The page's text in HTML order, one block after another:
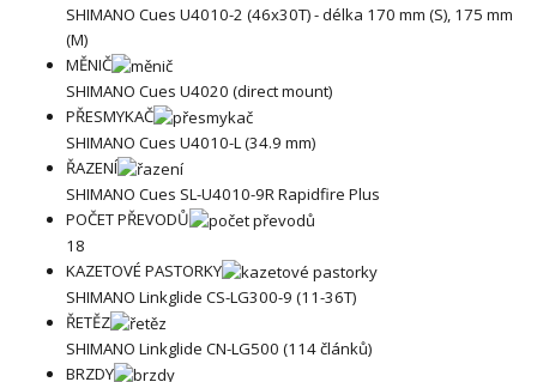
SHIMANO Cues U4010-2 (46x30T) - délka 170 mm (S), 175 mm
(M)
MĚNIČ
SHIMANO Cues U4020 (direct mount)
PŘESMYKAČ
SHIMANO Cues U4010-L (34.9 mm)
ŘAZENÍ
SHIMANO Cues SL-U4010-9R Rapidfire Plus
POČET PŘEVODŮ
18
KAZETOVÉ PASTORKY
SHIMANO Linkglide CS-LG300-9 (11-36T)
ŘETĚZ
SHIMANO Linkglide CN-LG500 (114 článků)
BRZDY